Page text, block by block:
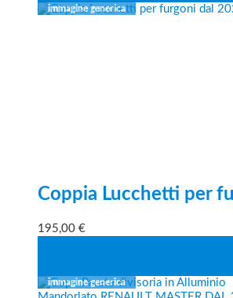
Coppia Lucchetti per
195,00 €